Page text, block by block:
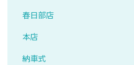
春日部店
本店
納車式